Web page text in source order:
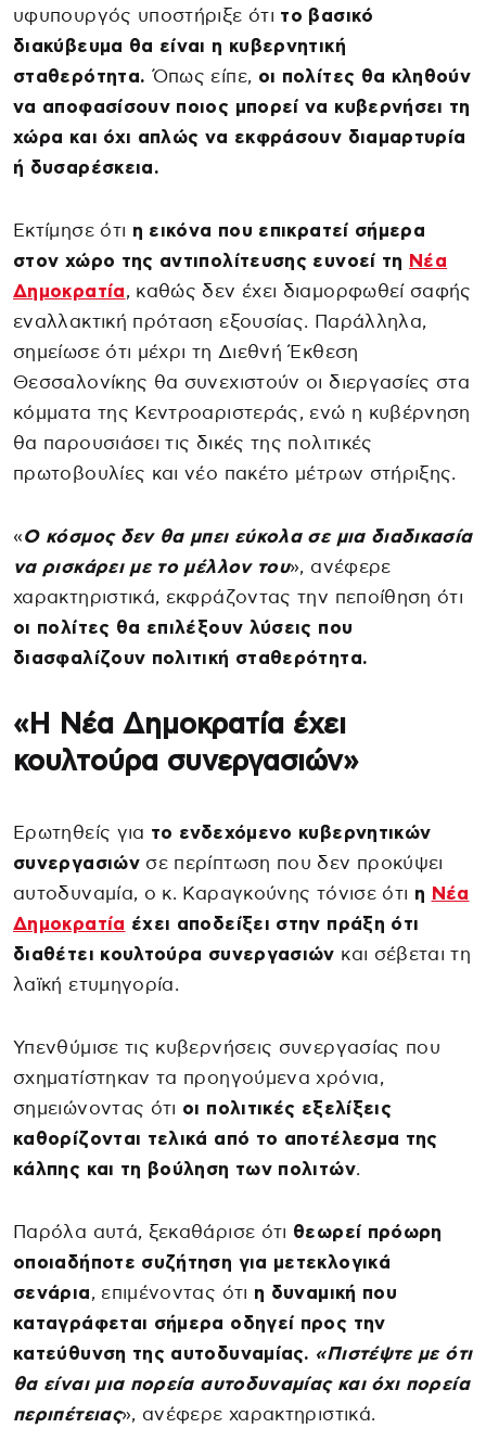
υφυπουργός υποστήριξε ότι το βασικό
διακύβευμα θα είναι η κυβερνητική
σταθερότητα. Όπως είπε, οι πολίτες θα κληθούν
να αποφασίσουν ποιος μπορεί να κυβερνήσει τη
χώρα και όχι απλώς να εκφράσουν διαμαρτυρία
ή δυσαρέσκεια.
Εκτίμησε ότι η εικόνα που επικρατεί σήμερα
στον χώρο της αντιπολίτευσης ευνοεί τη Νέα
Δημοκρατία, καθώς δεν έχει διαμορφωθεί σαφής
εναλλακτική πρόταση εξουσίας. Παράλληλα,
σημείωσε ότι μέχρι τη Διεθνή Έκθεση
Θεσσαλονίκης θα συνεχιστούν οι διεργασίες στα
κόμματα της Κεντροαριστεράς, ενώ η κυβέρνηση
θα παρουσιάσει τις δικές της πολιτικές
πρωτοβουλίες και νέο πακέτο μέτρων στήριξης.
«Ο κόσμος δεν θα μπει εύκολα σε μια διαδικασία
να ρισκάρει με το μέλλον του», ανέφερε
χαρακτηριστικά, εκφράζοντας την πεποίθηση ότι
οι πολίτες θα επιλέξουν λύσεις που
διασφαλίζουν πολιτική σταθερότητα.
«Η Νέα Δημοκρατία έχει
κουλτούρα συνεργασιών»
Ερωτηθείς για το ενδεχόμενο κυβερνητικών
συνεργασιώνσε περίπτωση που δεν προκύψει
αυτοδυναμία, ο κ. Καραγκούνης τόνισε ότι η Νέα
Δημοκρατία έχει αποδείξει στην πράξη ότι
διαθέτει κουλτούρα συνεργασιών και σέβεται τη
λαϊκή ετυμηγορία.
Υπενθύμισε τις κυβερνήσεις συνεργασίας που
σχηματίστηκαν τα προηγούμενα χρόνια,
σημειώνοντας ότι οι πολιτικές εξελίξεις
καθορίζονται τελικά από το αποτέλεσμα της
κάλπης και τη βούληση των πολιτών.
Παρόλα αυτά, ξεκαθάρισε ότι θεωρεί πρόωρη
οποιαδήποτε συζήτηση για μετεκλογικά
σενάρια, επιμένοντας ότι η δυναμική που
καταγράφεται σήμερα οδηγεί προς την
κατεύθυνση της αυτοδυναμίας. «Πιστέψτε με ότι
θα είναι μια πορεία αυτοδυναμίας και όχι πορεία
περιπέτειας», ανέφερε χαρακτηριστικά.